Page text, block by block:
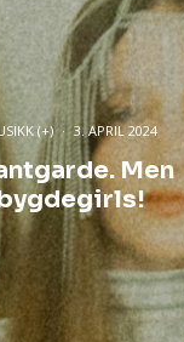
(+) · 3. APRIL 2024
Men